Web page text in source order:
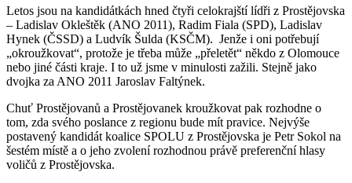
Letos jsou na kandidátkách hned čtyři celokrajští lídři z Prostějovska
– Ladislav Okleštěk (ANO 2011), Radim Fiala (SPD), Ladislav
Hynek (ČSSD) a Ludvík Šulda (KSČM). Jenže i oni potřebují
„okroužkovat“, protože je třeba může „přeletět“ někdo z Olomouce
nebo jiné části kraje. I to už jsme v minulosti zažili. Stejně jako
dvojka za ANO 2011 Jaroslav Faltýnek.
Chuť Prostějovanů a Prostějovanek kroužkovat pak rozhodne o
tom, zda svého poslance z regionu bude mít pravice. Nejvýše
postavený kandidát koalice SPOLU z Prostějovska je Petr Sokol na
šestém místě a o jeho zvolení rozhodnou právě preferenční hlasy
voličů z Prostějovska.